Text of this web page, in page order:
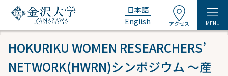
日本語
English
アクセス MENU
HOKURIKU WOMEN RESEARCHERS’
NETWORK(HWRN)シンポジウム ～産